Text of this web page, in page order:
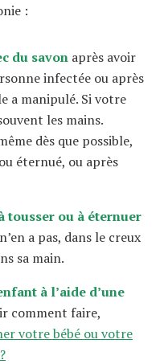
:
du savon après avoir
infectée ou après
a manipulé. Si votre
les mains.
dès que possible,
éternué, ou après
tousser ou à éternuer
a pas, dans le creux
sa main.
à l’aide d’une
comment faire,
votre bébé ou votre